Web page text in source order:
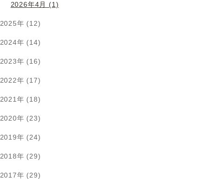
2026年4月 (1)
2025年 (12)
2024年 (14)
2023年 (16)
2022年 (17)
2021年 (18)
2020年 (23)
2019年 (24)
2018年 (29)
2017年 (29)